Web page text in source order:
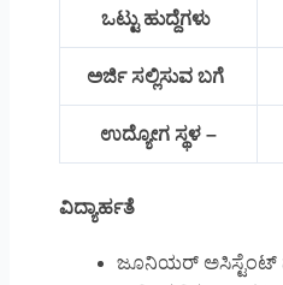
ಒಟ್ಟು ಹುದ್ದೆಗಳು
ಅರ್ಜಿ ಸಲ್ಲಿಸುವ ಬಗೆ
ಉದ್ಯೋಗ ಸ್ಥಳ –
ವಿದ್ಯಾರ್ಹತೆ
ಜೂನಿಯರ್ ಅಸಿಸ್ಟೆಂಟ್